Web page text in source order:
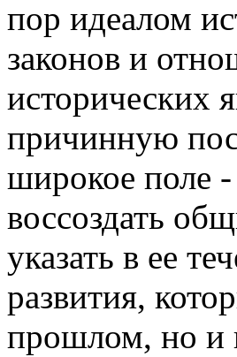
пор идеалом
законов и
исторических
причинную
широкое поле
воссоздать
указать в ее
развития,
прошлом, но и